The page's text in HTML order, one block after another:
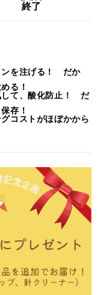
終了
ンを注げる！ だか
る！
して、酸化防止！ だ
存！
コストがほぼかから